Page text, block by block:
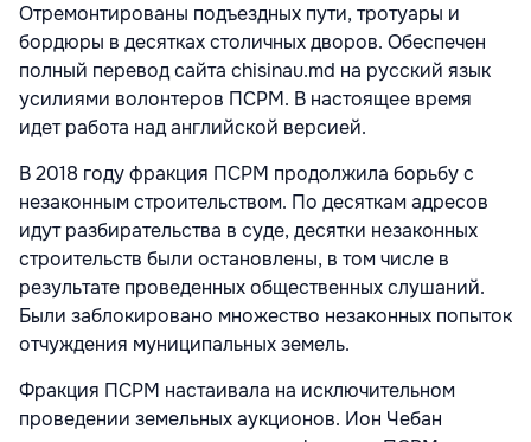
Отремонтированы подъездных пути, тротуары и
бордюры в десятках столичных дворов. Обеспечен
полный перевод сайта chisinau.md на русский язык
усилиями волонтеров ПСРМ. В настоящее время
идет работа над английской версией.
В 2018 году фракция ПСРМ продолжила борьбу с
незаконным строительством. По десяткам адресов
идут разбирательства в суде, десятки незаконных
строительств были остановлены, в том числе в
результате проведенных общественных слушаний.
Были заблокировано множество незаконных попыток
отчуждения муниципальных земель.
Фракция ПСРМ настаивала на исключительном
проведении земельных аукционов. Ион Чебан